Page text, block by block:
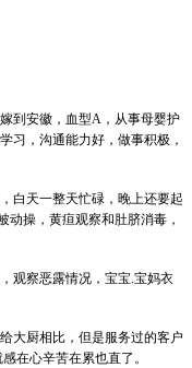
到安徽，血型A，从事母婴护
习，沟通能力好，做事积极，
白天一整天忙碌，晚上还要起
动操，黄疸观察和肚脐消毒，
观察恶露情况，宝宝.宝妈衣
大厨相比，但是服务过的客户
在心辛苦在累也直了。